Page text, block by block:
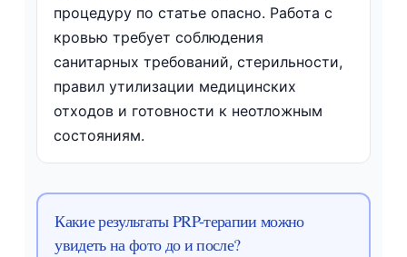
процедуру по статье опасно. Работа с
кровью требует соблюдения
санитарных требований, стерильности,
правил утилизации медицинских
отходов и готовности к неотложным
состояниям.
Какие результаты PRP-терапии можно
увидеть на фото до и после?